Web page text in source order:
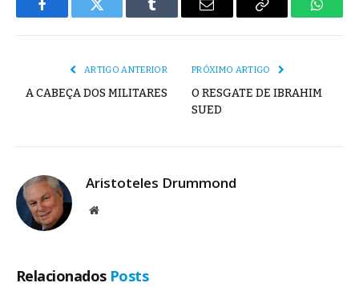
FacebookTwitter Tumblr
E-
Copiar
ARTIGO ANTERIOR
A CABEÇA DOS MILITARES
PRÓXIMO ARTIGO
O RESGATE DE IBRAHIM
SUED
Aristoteles Drummond
Site
Relacionados Posts